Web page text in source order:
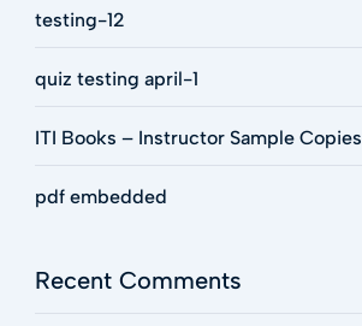
testing-12
quiz testing april-1
ITI Books – Instructor Sample Copies
pdf embedded
Recent Comments